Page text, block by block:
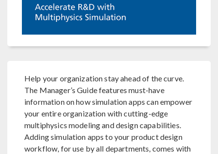
Help your organization stay ahead of the curve.
The Manager’s Guide features must-have
information on how simulation apps can empower
your entire organization with cutting-edge
multiphysics modeling and design capabilities.
Adding simulation apps to your product design
workflow, for use by all departments, comes with